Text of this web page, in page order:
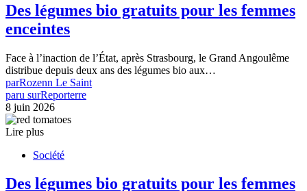
Des légumes bio gratuits pour les femmes
enceintes
Face à l’inaction de l’État, après Strasbourg, le Grand Angoulême
distribue depuis deux ans des légumes bio aux…
parRozenn Le Saint
paru surReporterre
8 juin 2026
Lire plus
Société
Des légumes bio gratuits pour les femmes